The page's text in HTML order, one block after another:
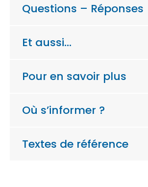
Questions – Réponses
Et aussi…
Pour en savoir plus
Où s’informer ?
Textes de référence